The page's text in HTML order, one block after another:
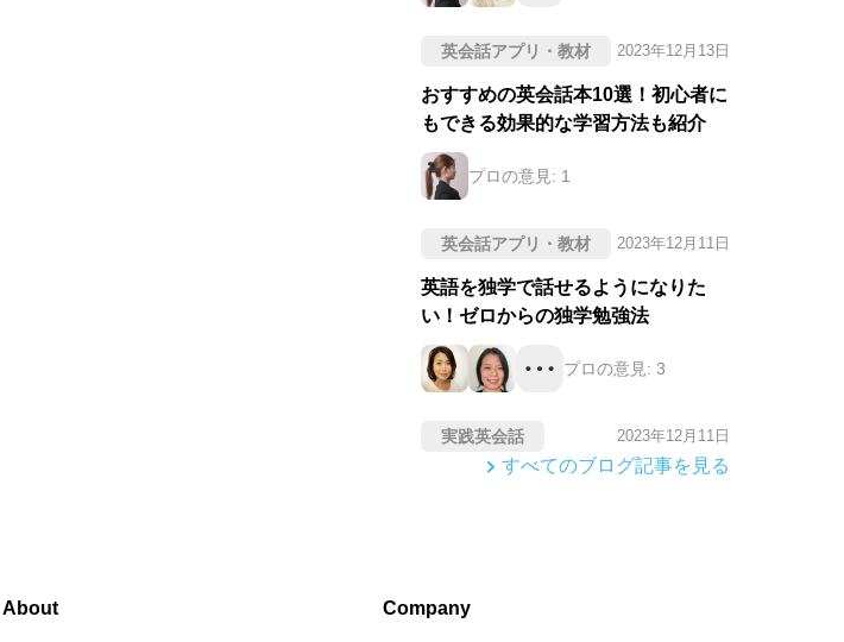
英会話アプリ・教材 2023年12月13日
おすすめの英会話本10選！初心者に
もできる効果的な学習方法も紹介
プロの意見: 1
英会話アプリ・教材 2023年12月11日
英語を独学で話せるようになりた
い！ゼロからの独学勉強法
プロの意見: 3
実践英会話 2023年12月11日
すべてのブログ記事を見る
About Company